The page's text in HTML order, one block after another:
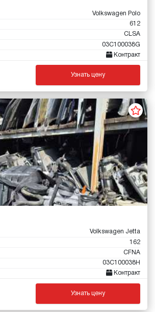
Volkswagen Polo
612
CLSA
03C100038G
Контракт
Узнать цену
Volkswagen Jetta
162
CFNA
03C100038H
Контракт
Узнать цену